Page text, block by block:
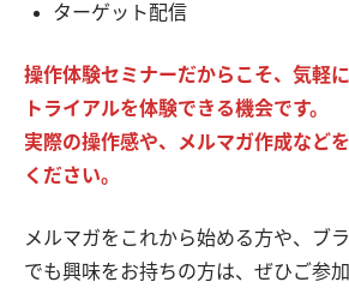
ターゲット配信
操作体験セミナーだからこそ、気軽
トライアルを体験できる機会です。
実際の操作感や、メルマガ作成など
ください。
メルマガをこれから始める方や、ブ
でも興味をお持ちの方は、ぜひご参加